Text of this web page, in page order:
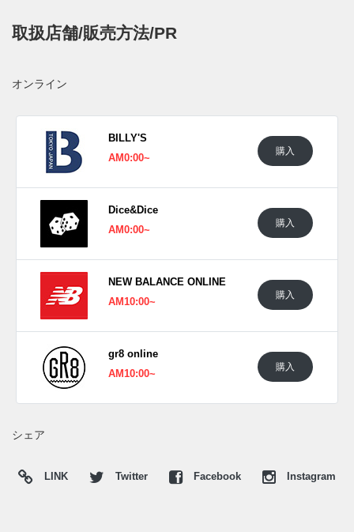
た"NDURANCE(エヌデュランス)"ラバーを採用し、つま先、
ている。
今回の新色は、2026年春夏の"MADE IN USA"ラインを締め
くくる鮮烈なカラーウェイ。アッパーはアージェントレッド
のメッシュとスウェードで包み込み、サイドや前足部のパネ
き出している。ヒールまわりにはブルーのアクセントを添
え、ブラックで縁取った"N"ロゴが全体をシャープに引き締
えつつ、ブラックのアウトソールで足元に安定した印象をプ
ラス。大胆な原色を使いながらも、990V4らしい緻密なレイ
ヤー構成によって、ポップさと重厚感を両立した仕上がりへ
導かれている。落ち着いたグレーやネイビーの印象が強
い"990"シリーズの中で、ひときわ遊び心を感じさせる一
足。フラッグシップモデルが持つ上質さに、アニメキャラク
ターを思わせるキャッチーな配色を重ねることで、"MADE
海外では2026年6月にニューバランス取扱店にて発売予定。
取扱店舗/販売方法/PR
オンライン
BILLY'S
AM0:00~
購入
Dice&Dice
AM0:00~
購入
NEW BALANCE ONLINE
AM10:00~
購入
gr8 online
AM10:00~
購入
シェア
LINK Twitter Facebook Instagram